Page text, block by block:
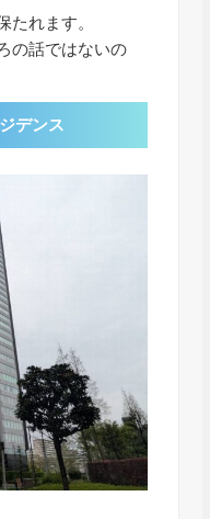
たれます。
の話ではないの
デンス